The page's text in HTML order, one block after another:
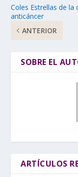
Coles Estrellas de la
anticáncer
ANTERIOR
SOBRE EL
ARTÍCULOS